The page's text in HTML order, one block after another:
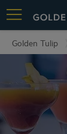
Golden Tulip